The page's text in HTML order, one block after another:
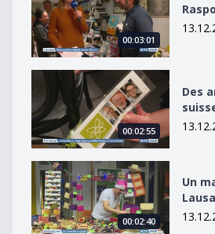
00:03:01
Des anecdotes de Nobel suisses
00:02:55
Des
Un marché solidaire à Lausanne
00:02:40
Un